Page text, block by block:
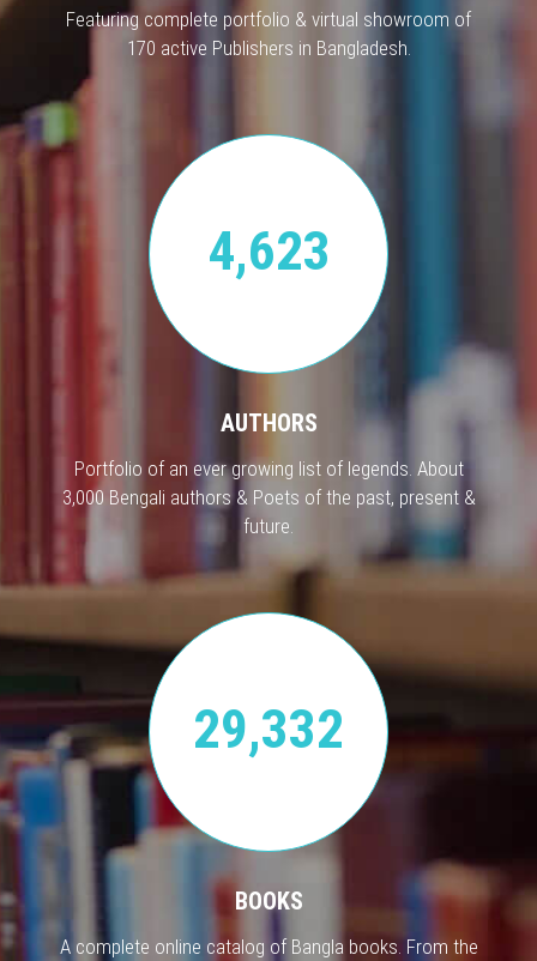
Featuring complete portfolio & virtual showroom of
170 active Publishers in Bangladesh.
4,623
AUTHORS
Portfolio of an ever growing list of legends. About
3,000 Bengali authors & Poets of the past, present &
future.
29,332
BOOKS
A complete online catalog of Bangla books. From the